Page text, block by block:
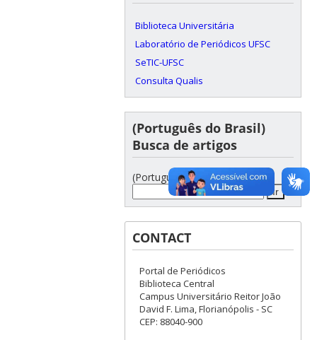
Biblioteca Universitária
Laboratório de Periódicos UFSC
SeTIC-UFSC
Consulta Qualis
(Português do Brasil)
Busca de artigos
(Português do Brasil)
CONTACT
Portal de Periódicos
Biblioteca Central
Campus Universitário Reitor João
David F. Lima, Florianópolis - SC
CEP: 88040-900